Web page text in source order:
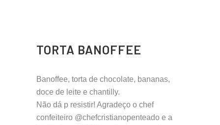
TORTA BANOFFEE
Banoffee, torta de chocolate, bananas,
doce de leite e chantilly.
Não dá p resistir! Agradeço o chef
confeiteiro @chefcristianopenteado e a